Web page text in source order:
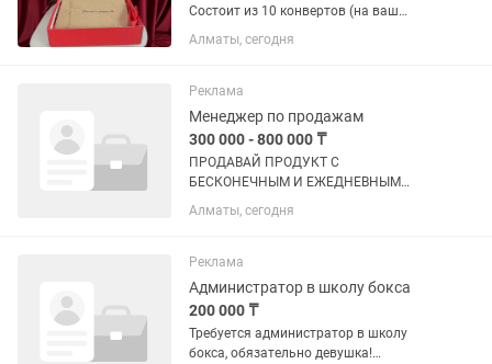
Состоит из 10 конвертов (на ваш
выбор), оформление с вашими
полароид фотографиями и гирляндой
Алматы, сегодня
Реклама
Менеджер по продажам
300 000 - 800 000 ₸
ПРОДАВАЙ ПРОДУКТ С
БЕСКОНЕЧНЫМ И ЕЖЕДНЕВНЫМ
СПРОСОМ Мы ищем Менеджера отдела
продаж, который умеет превращать
загонять машину в бокс?» Почему мы?
- Твердый продукт:...
Алматы, сегодня
Реклама
Администратор в школу бокса
200 000 ₸
Требуется администратор в школу
бокса, обязательно девушка!